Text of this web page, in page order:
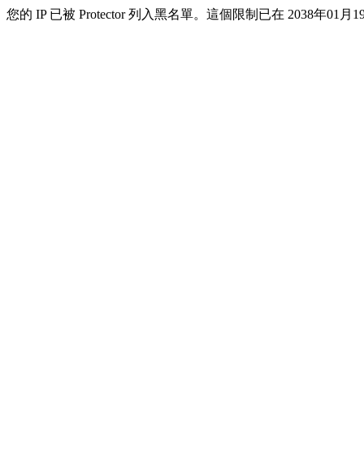
您的 IP 已被 Protector 列入黑名單。這個限制已在 2038年01月